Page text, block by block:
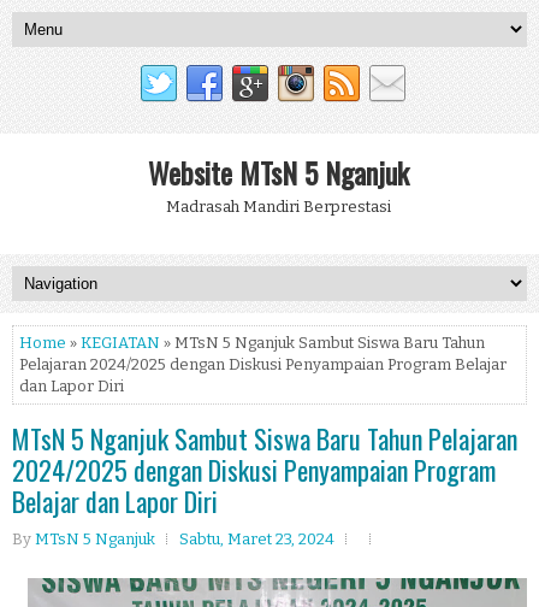
Website MTsN 5 Nganjuk
Madrasah Mandiri Berprestasi
Home » KEGIATAN » MTsN 5 Nganjuk Sambut Siswa Baru Tahun
Pelajaran 2024/2025 dengan Diskusi Penyampaian Program Belajar
dan Lapor Diri
MTsN 5 Nganjuk Sambut Siswa Baru Tahun Pelajaran
2024/2025 dengan Diskusi Penyampaian Program
Belajar dan Lapor Diri
By MTsN 5 Nganjuk Sabtu, Maret 23, 2024